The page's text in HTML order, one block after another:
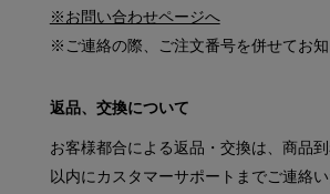
※お問い合わせページへ
※ご連絡の際、ご注文番号を併せてお知
返品、交換について
お客様都合による返品・交換は、商品
以内にカスタマーサポートまでご連絡